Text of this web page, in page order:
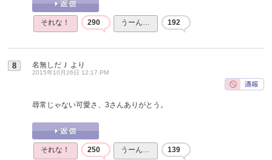
それな！ 290 うーん… 192
8 名無しだＪ より
2015年10月26日 12:17 PM
尋常じゃない可愛さ、3さんありがとう。
それな！ 250 うーん… 139